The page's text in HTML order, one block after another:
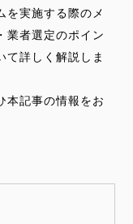
を実施する際のメ
業者選定のポイン
て詳しく解説しま
本記事の情報をお